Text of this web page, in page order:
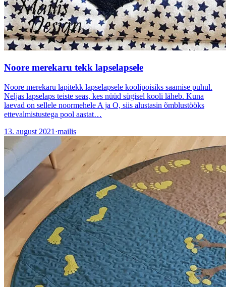
Noore merekaru tekk lapselapsele
Noore merekaru lapitekk lapselapsele koolipoisiks saamise puhul.
Neljas lapselaps teiste seas, kes nüüd sügisel kooli läheb. Kuna
laevad on sellele noormehele A ja O, siis alustasin õmblustööks
ettevalmistustega pool aastat…
13. august 2021 ·mailis